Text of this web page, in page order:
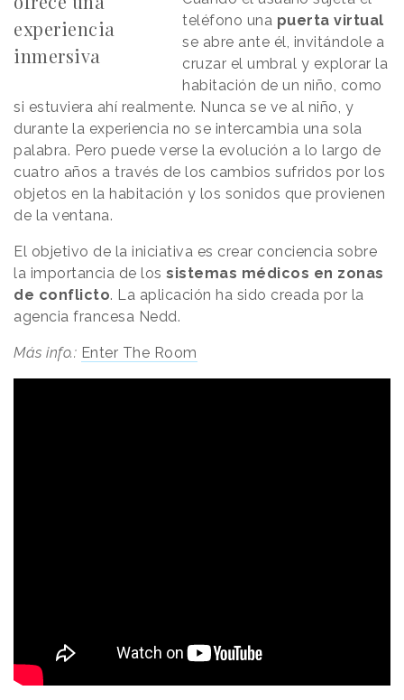
experiencia
inmersiva
teléfono una puerta virtual
se abre ante él, invitándole a
cruzar el umbral y explorar la
habitación de un niño, como
si estuviera ahí realmente. Nunca se ve al niño, y
durante la experiencia no se intercambia una sola
palabra. Pero puede verse la evolución a lo largo de
cuatro años a través de los cambios sufridos por los
objetos en la habitación y los sonidos que provienen
de la ventana.
El objetivo de la iniciativa es crear conciencia sobre
la importancia de los sistemas médicos en zonas
de conflicto. La aplicación ha sido creada por la
agencia francesa Nedd.
Más info.: Enter The Room